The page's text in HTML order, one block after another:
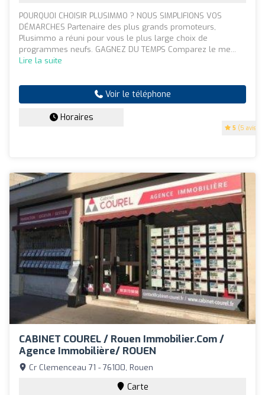
5 (5 avis)
POURQUOI CHOISIR PLUSIMMO ? NOUS SIMPLIFIONS VOS
DÉMARCHES Partenaire des plus grands promoteurs,
Plusimmo a réuni pour vous le plus large choix de
programmes neufs. GAGNEZ DU TEMPS Comparez le me...
Lire la suite
Voir le téléphone
Horaires
CABINET COUREL / Rouen Immobilier.com /
Agence Immobilière/ ROUEN
Cr Clemenceau 71 - 76100, Rouen
Carte